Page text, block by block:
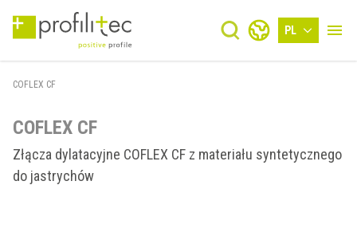
PL
COFLEX CF
COFLEX CF
Złącza dylatacyjne COFLEX CF z materiału syntetycznego
do jastrychów